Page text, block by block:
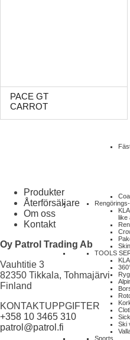
like
TOOLS
Ski
Sports
PACE GT
CARROT
Produkter
Återförsäljare
Om oss
Kontakt
Oy Patrol Trading Ab
Vauhtitie 3
82350 Tikkala, Tohmajärvi
Finland
KONTAKTUPPGIFTER
+358 10 3465 310
patrol@patrol.fi